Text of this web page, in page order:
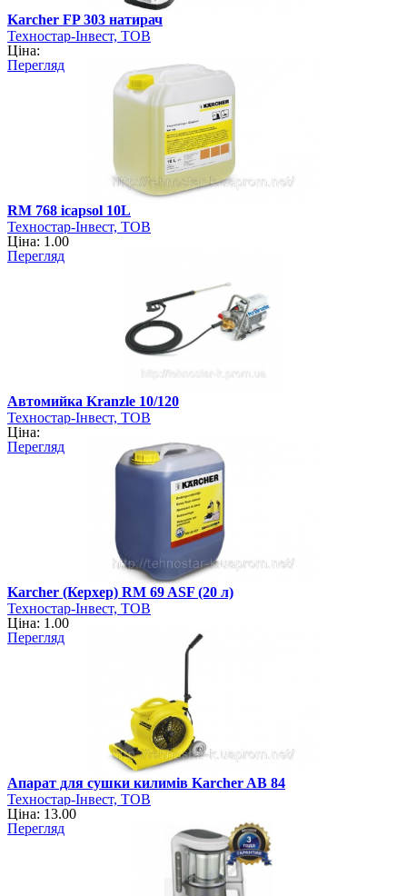
Karcher FP 303 натирач
Техностар-Інвест, ТОВ
Ціна:
Перегляд
RM 768 icapsol 10L
Техностар-Інвест, ТОВ
Ціна: 1.00
Перегляд
Автомийка Kranzle 10/120
Техностар-Інвест, ТОВ
Ціна:
Перегляд
Karcher (Керхер) RM 69 ASF (20 л)
Техностар-Інвест, ТОВ
Ціна: 1.00
Перегляд
Апарат для сушки килимів Karcher AB 84
Техностар-Інвест, ТОВ
Ціна: 13.00
Перегляд